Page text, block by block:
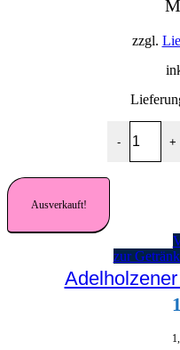
zzgl.
-
Mezzo Mix
+
Ausverkauft!
zur